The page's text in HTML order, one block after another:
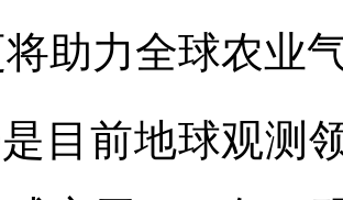
助力全球农业
目前地球观测